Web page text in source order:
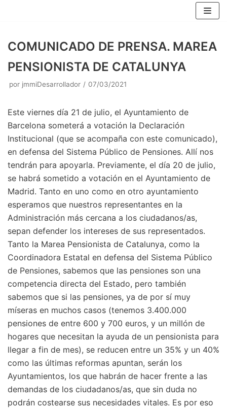
COMUNICADO DE PRENSA. MAREA
PENSIONISTA DE CATALUNYA
por jmmiDesarrollador 07/03/2021
Este viernes día 21 de julio, el Ayuntamiento de
Barcelona someterá a votación la Declaración
Institucional (que se acompaña con este comunicado),
en defensa del Sistema Público de Pensiones. Allí nos
tendrán para apoyarla. Previamente, el día 20 de julio,
se habrá sometido a votación en el Ayuntamiento de
Madrid. Tanto en uno como en otro ayuntamiento
esperamos que nuestros representantes en la
Administración más cercana a los ciudadanos/as,
sepan defender los intereses de sus representados.
Tanto la Marea Pensionista de Catalunya, como la
Coordinadora Estatal en defensa del Sistema Público
de Pensiones, sabemos que las pensiones son una
competencia directa del Estado, pero también
sabemos que si las pensiones, ya de por sí muy
míseras en muchos casos (tenemos 3.400.000
pensiones de entre 600 y 700 euros, y un millón de
hogares que necesitan la ayuda de un pensionista para
llegar a fin de mes), se reducen entre un 35% y un 40%
como las últimas reformas apuntan, serán los
Ayuntamientos, los que habrán de hacer frente a las
demandas de los ciudadanos/as, que sin duda no
podrán costearse sus necesidades vitales. Es por eso